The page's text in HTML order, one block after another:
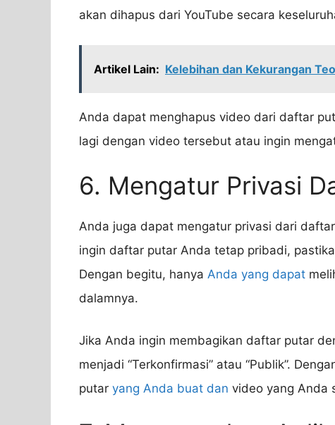
akan dihapus dari YouTube secara
Artikel Lain: Kelebihan dan Kekurangan
Anda dapat menghapus video dari daftar
lagi dengan video tersebut atau ingin
6. Mengatur Privasi
Anda juga dapat mengatur privasi dari
ingin daftar putar Anda tetap pribadi,
Dengan begitu, hanya Anda yang dapat
dalamnya.
Jika Anda ingin membagikan daftar putar
menjadi “Terkonfirmasi” atau “Publik”.
putar yang Anda buat dan video yang Anda